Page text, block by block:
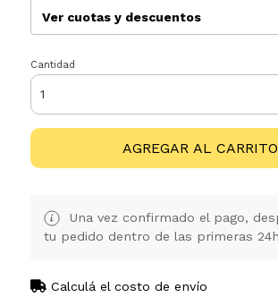
Ver cuotas y descuentos
Cantidad
AGREGAR AL CARRITO
Una vez confirmado el pago,
tu pedido dentro de las primeras
Calculá el costo de envío